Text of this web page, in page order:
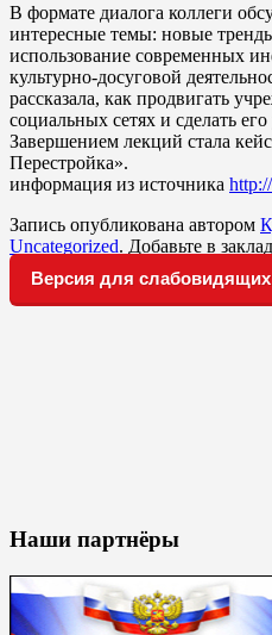
В формате диалога коллеги
интересные темы: новые
использование современных
культурно-досуговой
рассказала, как продвигать
социальных сетях и сделать
Завершением лекций стала
Перестройка».
информация из источника
Запись опубликована автором
Uncategorized. Добавьте в
Версия для слабовидящих
Наши партнёры